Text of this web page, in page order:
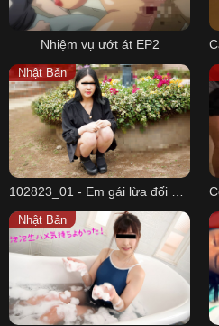
Nhiệm vụ ướt át EP2
Nhật Bản
Nhật Bản